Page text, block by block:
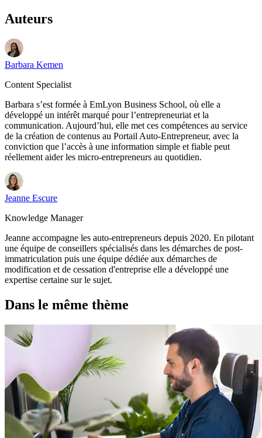
Auteurs
Barbara Kemen
Content Specialist
Barbara s’est formée à EmLyon Business School, où elle a
développé un intérêt marqué pour l’entrepreneuriat et la
communication. Aujourd’hui, elle met ces compétences au service
de la création de contenus au Portail Auto-Entrepreneur, avec la
conviction que l’accès à une information simple et fiable peut
réellement aider les micro-entrepreneurs au quotidien.
Jeanne Escure
Knowledge Manager
Jeanne accompagne les auto-entrepreneurs depuis 2020. En pilotant
une équipe de conseillers spécialisés dans les démarches de post-
immatriculation puis une équipe dédiée aux démarches de
modification et de cessation d'entreprise elle a développé une
expertise certaine sur le sujet.
Dans le même thème